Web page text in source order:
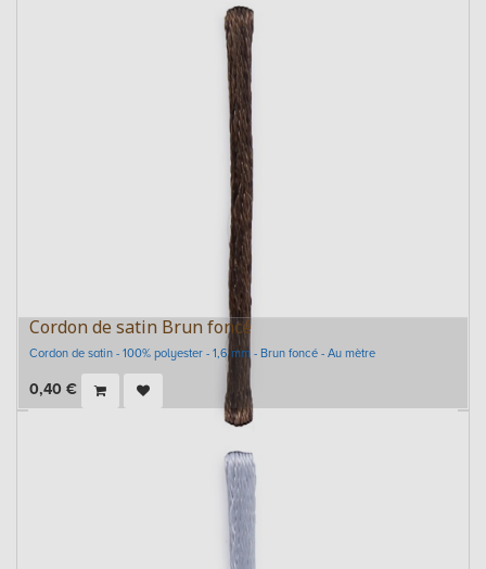
Cordon de satin Brun foncé
Cordon de satin - 100% polyester - 1,6 mm - Brun foncé - Au mètre
0,40 €